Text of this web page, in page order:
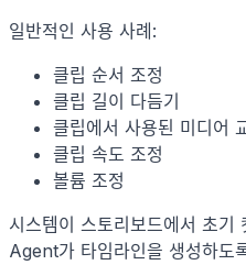
일반적인 사용 사례:
클립 순서 조정
클립 길이 다듬기
클립에서 사용된 미디어
클립 속도 조정
볼륨 조정
시스템이 스토리보드에서 초기
Agent가 타임라인을 생성하도